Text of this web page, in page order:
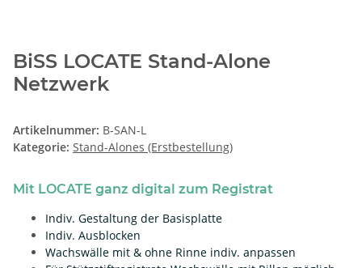
BiSS LOCATE Stand-Alone
Netzwerk
Artikelnummer: B-SAN-L
Kategorie: Stand-Alones (Erstbestellung)
Mit LOCATE ganz digital zum Registrat
Indiv. Gestaltung der Basisplatte
Indiv. Ausblocken
Wachswälle mit & ohne Rinne indiv. anpassen